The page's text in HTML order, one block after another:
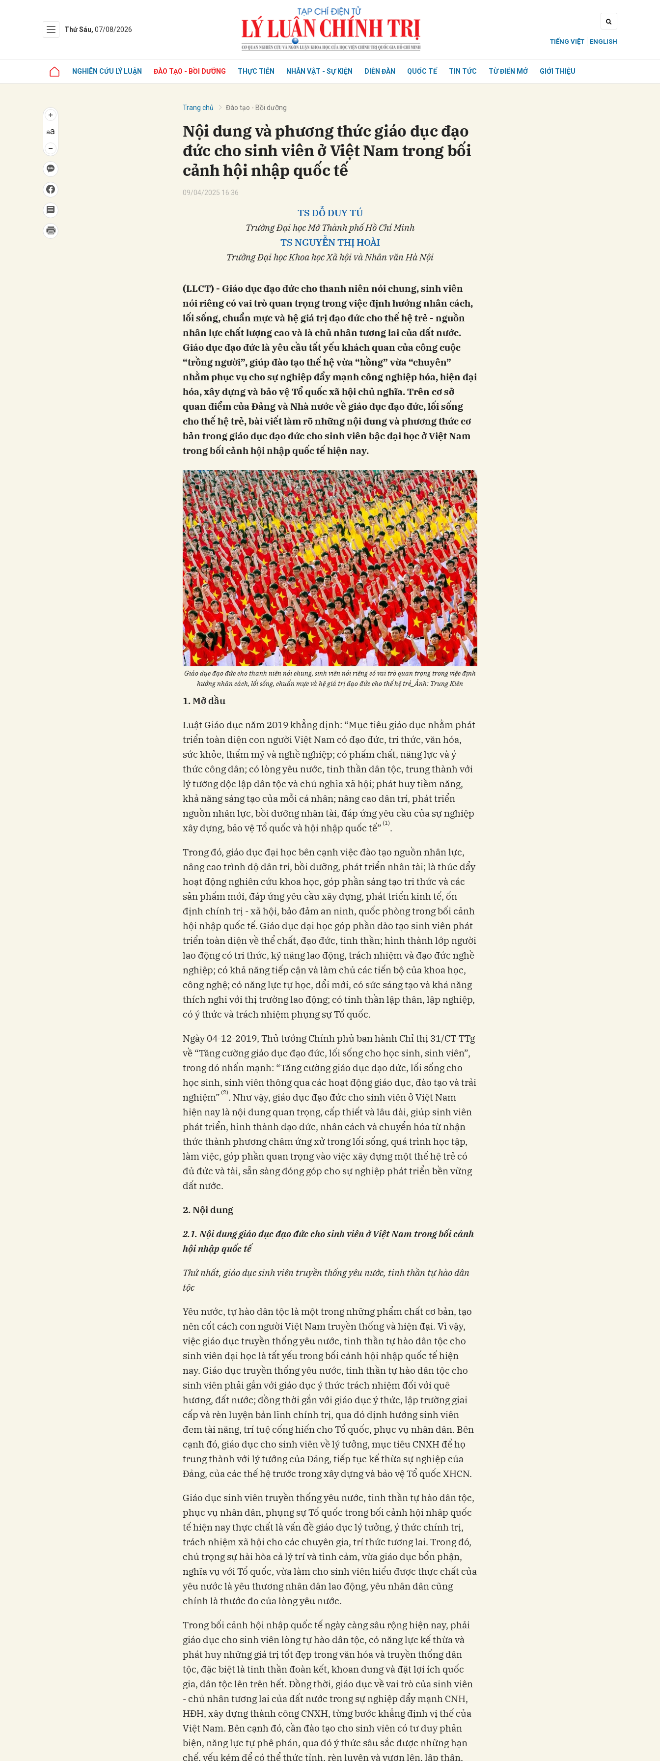
Thứ Sáu, 07/08/2026
TIẾNG VIỆT ENGLISH
NGHIÊN CỨU LÝ LUẬN ĐÀO TẠO - BỒI DƯỠNG THỰC TIỄN NHÂN VẬT - SỰ KIỆN DIỄN ĐÀN QUỐC TẾ TIN TỨC TỪ ĐIỂN MỞ GIỚI THIỆU
Trang chủ Đào tạo - Bồi dưỡng
Nội dung và phương thức giáo dục đạo
đức cho sinh viên ở Việt Nam trong bối
cảnh hội nhập quốc tế
09/04/2025 16:36
TS ĐỖ DUY TÚ
Trường Đại học Mở Thành phố Hồ Chí Minh
TS NGUYỄN THỊ HOÀI
Trường Đại học Khoa học Xã hội và Nhân văn Hà Nội
(LLCT) - Giáo dục đạo đức cho thanh niên nói chung, sinh viên
nói riêng có vai trò quan trọng trong việc định hướng nhân cách,
lối sống, chuẩn mực và hệ giá trị đạo đức cho thế hệ trẻ - nguồn
nhân lực chất lượng cao và là chủ nhân tương lai của đất nước.
Giáo dục đạo đức là yêu cầu tất yếu khách quan của công cuộc
“trồng người”, giúp đào tạo thế hệ vừa “hồng” vừa “chuyên”
nhằm phục vụ cho sự nghiệp đẩy mạnh công nghiệp hóa, hiện đại
hóa, xây dựng và bảo vệ Tổ quốc xã hội chủ nghĩa. Trên cơ sở
quan điểm của Đảng và Nhà nước về giáo dục đạo đức, lối sống
cho thế hệ trẻ, bài viết làm rõ những nội dung và phương thức cơ
bản trong giáo dục đạo đức cho sinh viên bậc đại học ở Việt Nam
trong bối cảnh hội nhập quốc tế hiện nay.
Giáo dục đạo đức cho thanh niên nói chung, sinh viên nói riêng có vai trò quan trọng trong việc định
hướng nhân cách, lối sống, chuẩn mực và hệ giá trị đạo đức cho thế hệ trẻ_Ảnh: Trung Kiên
1. Mở đầu
Luật Giáo dục năm 2019 khẳng định: “Mục tiêu giáo dục nhằm phát
triển toàn diện con người Việt Nam có đạo đức, tri thức, văn hóa,
sức khỏe, thẩm mỹ và nghề nghiệp; có phẩm chất, năng lực và ý
thức công dân; có lòng yêu nước, tinh thần dân tộc, trung thành với
lý tưởng độc lập dân tộc và chủ nghĩa xã hội; phát huy tiềm năng,
khả năng sáng tạo của mỗi cá nhân; nâng cao dân trí, phát triển
nguồn nhân lực, bồi dưỡng nhân tài, đáp ứng yêu cầu của sự nghiệp
xây dựng, bảo vệ Tổ quốc và hội nhập quốc tế”(1).
Trong đó, giáo dục đại học bên cạnh việc đào tạo nguồn nhân lực,
nâng cao trình độ dân trí, bồi dưỡng, phát triển nhân tài; là thúc đẩy
hoạt động nghiên cứu khoa học, góp phần sáng tạo tri thức và các
sản phẩm mới, đáp ứng yêu cầu xây dựng, phát triển kinh tế, ổn
định chính trị - xã hội, bảo đảm an ninh, quốc phòng trong bối cảnh
hội nhập quốc tế. Giáo dục đại học góp phần đào tạo sinh viên phát
triển toàn diện về thể chất, đạo đức, tinh thần; hình thành lớp người
lao động có tri thức, kỹ năng lao động, trách nhiệm và đạo đức nghề
nghiệp; có khả năng tiếp cận và làm chủ các tiến bộ của khoa học,
công nghệ; có năng lực tự học, đổi mới, có sức sáng tạo và khả năng
thích nghi với thị trường lao động; có tinh thần lập thân, lập nghiệp,
có ý thức và trách nhiệm phụng sự Tổ quốc.
Ngày 04-12-2019, Thủ tướng Chính phủ ban hành Chỉ thị 31/CT-TTg
về “Tăng cường giáo dục đạo đức, lối sống cho học sinh, sinh viên”,
trong đó nhấn mạnh: “Tăng cường giáo dục đạo đức, lối sống cho
học sinh, sinh viên thông qua các hoạt động giáo dục, đào tạo và trải
nghiệm”(2). Như vậy, giáo dục đạo đức cho sinh viên ở Việt Nam
hiện nay là nội dung quan trọng, cấp thiết và lâu dài, giúp sinh viên
phát triển, hình thành đạo đức, nhân cách và chuyển hóa từ nhận
thức thành phương châm ứng xử trong lối sống, quá trình học tập,
làm việc, góp phần quan trọng vào việc xây dựng một thế hệ trẻ có
đủ đức và tài, sẵn sàng đóng góp cho sự nghiệp phát triển bền vững
đất nước.
2.Nội dung
2.1. Nội dung giáo dục đạo đức cho sinh viên ở Việt Nam trong bối cảnh
hội nhập quốc tế
Thứ nhất, giáo dục sinh viên truyền thống yêu nước, tinh thần tự hào dân
tộc
Yêu nước, tự hào dân tộc là một trong những phẩm chất cơ bản, tạo
nên cốt cách con người Việt Nam truyền thống và hiện đại. Vì vậy,
việc giáo dục truyền thống yêu nước, tinh thần tự hào dân tộc cho
sinh viên đại học là tất yếu trong bối cảnh hội nhập quốc tế hiện
nay. Giáo dục truyền thống yêu nước, tinh thần tự hào dân tộc cho
sinh viên phải gắn với giáo dục ý thức trách nhiệm đối với quê
hương, đất nước; đồng thời gắn với giáo dục ý thức, lập trường giai
cấp và rèn luyện bản lĩnh chính trị, qua đó định hướng sinh viên
đem tài năng, trí tuệ cống hiến cho Tổ quốc, phục vụ nhân dân. Bên
cạnh đó, giáo dục cho sinh viên về lý tưởng, mục tiêu CNXH để họ
trung thành với lý tưởng của Đảng, tiếp tục kế thừa sự nghiệp của
Đảng, của các thế hệ trước trong xây dựng và bảo vệ Tổ quốc XHCN.
Giáo dục sinh viên truyền thống yêu nước, tinh thần tự hào dân tộc,
phục vụ nhân dân, phụng sự Tổ quốc trong bối cảnh hội nhâp quốc
tế hiện nay thực chất là vấn đề giáo dục lý tưởng, ý thức chính trị,
trách nhiệm xã hội cho các chuyên gia, trí thức tương lai. Trong đó,
chú trọng sự hài hòa cả lý trí và tình cảm, vừa giáo dục bổn phận,
nghĩa vụ với Tổ quốc, vừa làm cho sinh viên hiểu được thực chất của
yêu nước là yêu thương nhân dân lao động, yêu nhân dân cũng
chính là thước đo của lòng yêu nước.
Trong bối cảnh hội nhập quốc tế ngày càng sâu rộng hiện nay, phải
giáo dục cho sinh viên lòng tự hào dân tộc, có năng lực kế thừa và
phát huy những giá trị tốt đẹp trong văn hóa và truyền thống dân
tộc, đặc biệt là tinh thần đoàn kết, khoan dung và đặt lợi ích quốc
gia, dân tộc lên trên hết. Đồng thời, giáo dục về vai trò của sinh viên
- chủ nhân tương lai của đất nước trong sự nghiệp đẩy mạnh CNH,
HĐH, xây dựng thành công CNXH, từng bước khẳng định vị thế của
Việt Nam. Bên cạnh đó, cần đào tạo cho sinh viên có tư duy phản
biện, năng lực tự phê phán, qua đó ý thức sâu sắc được những hạn
chế, yếu kém để có thể thức tỉnh, rèn luyện và vươn lên, lập thân,